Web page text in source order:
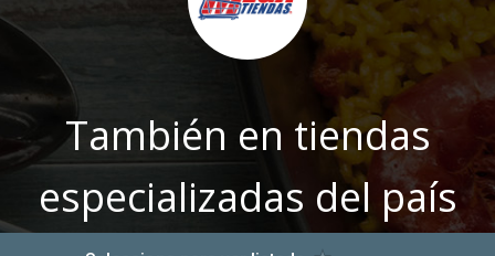
También en tiendas
especializadas del país